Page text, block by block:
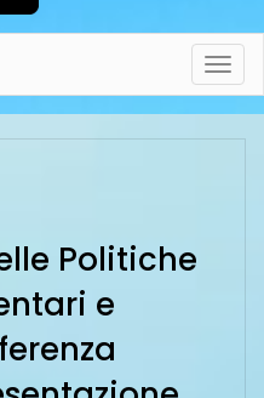
Politiche
e